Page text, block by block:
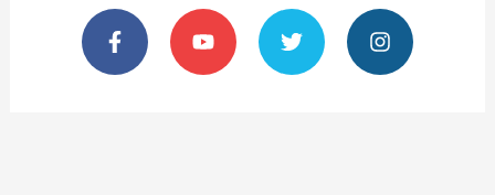
F
a
c
e
Y
o
u
t
T
w
i
t
I
n
s
t